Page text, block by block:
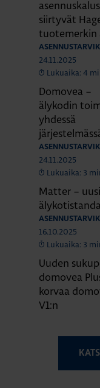
siirtyvät
tuotemerkin
24.11.2025
Lukuaika: 4
Domovea –
älykodin
yhdessä
24.11.2025
Lukuaika: 3
Matter – uusi
16.10.2025
Lukuaika: 3
Uuden
domovea
korvaa
V1:n